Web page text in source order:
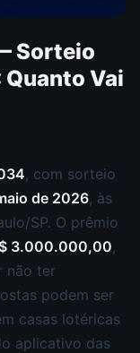
Sorteio
Quanto Vai
, com sorteio
de 2026, às
SP. O prêmio
3.000.000,00,
não ter
podem ser
casas lotéricas
aplicativo das